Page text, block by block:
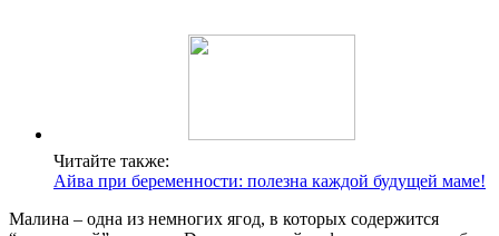
Читайте также:
Айва при беременности: полезна каждой будущей маме!
Малина – одна из немногих ягод, в которых содержится